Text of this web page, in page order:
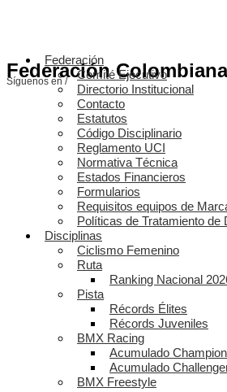
Federación
Síguenos en /
Federación
Comité Ejecutivo
Directorio Institucional
Contacto
Estatutos
Código Disciplinario
Reglamento UCI
Normativa Técnica
Estados Financieros
Formularios
Requisitos equipos de
Políticas de Tratamiento de
Disciplinas
Ciclismo Femenino
Ruta
Ranking Nacional
Pista
Récords Élites
Récords Juveniles
BMX Racing
Acumulado
Acumulado
BMX Freestyle